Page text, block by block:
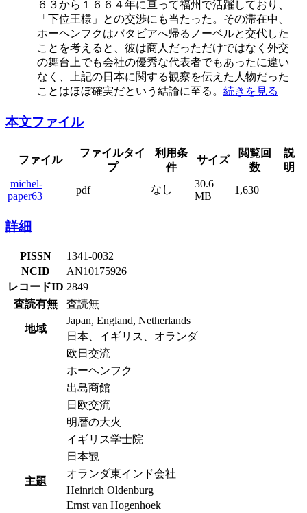
６３から１６６４年に亘って福州で活躍しており、
「下位王様」との交渉にも当たった。その滞在中、
ホーヘンフクはバタビアへ帰るノーベルと交代した
ことを考えると、彼は商人だっただけではなく外交
の舞台上でも会社の優秀な代表者でもあったに違い
なく、上記の日本に関する観察を伝えた人物だった
ことはほぼ確実だという結論に至る。 続きを見る
本文ファイル
ファイル
ファイルタイ
プ
利用条
件
サイズ
閲覧回
数
説
明
michel-
paper63
pdf なし
30.6
MB
1,630
詳細
PISSN
1341-0032
NCID
AN10175926
レコードID 2849
査読有無
査読無
地域
Japan, England, Netherlands
日本、イギリス、オランダ
主題
欧日交流
ホーヘンフク
出島商館
日欧交流
明暦の大火
イギリス学士院
日本観
オランダ東インド会社
Heinrich Oldenburg
Ernst van Hogenhoek